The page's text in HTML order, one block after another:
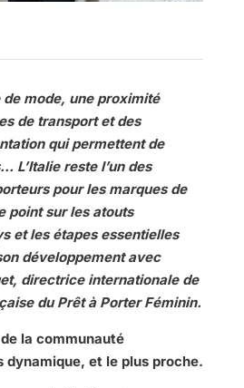
mode, une proximité
de transport et des
qui permettent de
L’Italie reste l’un des
pour les marques de
point sur les atouts
et les étapes essentielles
développement avec
directrice internationale de
du Prêt à Porter Féminin.
la communauté
dynamique, et le plus proche.